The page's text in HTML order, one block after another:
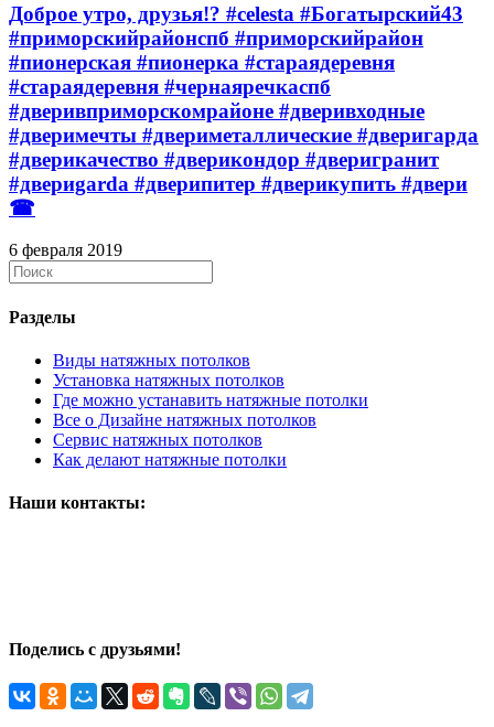
Доброе утро, друзья!? #celesta #Богатырский43
#приморскийрайонспб #приморскийрайон
#пионерская #пионерка #стараядеревня
#стараядеревня #чернаяречкаспб
#дверивприморскомрайоне #дверивходные
#дверимечты #двериметаллические #дверигарда
#дверикачество #дверикондор #дверигранит
#двериgarda #дверипитер #дверикупить #двери
☎
6 февраля 2019
Разделы
Виды натяжных потолков
Установка натяжных потолков
Где можно устанавить натяжные потолки
Все о Дизайне натяжных потолков
Сервис натяжных потолков
Как делают натяжные потолки
Наши контакты:
Поделись с друзьями!